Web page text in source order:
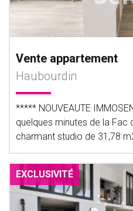
Vente appartement
Haubourdin
***** NOUVEAUTE
quelques minutes de la
charmant studio de 31,78
EXCLUSIVITÉ